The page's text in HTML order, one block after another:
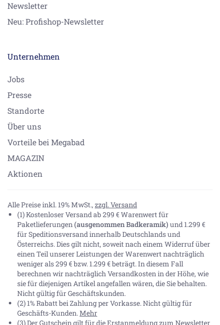
Newsletter
Neu: Profishop-Newsletter
Unternehmen
Jobs
Presse
Standorte
Über uns
Vorteile bei Megabad
MAGAZIN
Aktionen
Alle Preise inkl. 19% MwSt., zzgl. Versand
(1) Kostenloser Versand ab 299 € Warenwert für
Paketlieferungen(ausgenommen Badkeramik) und 1.299 €
für Speditionsversand innerhalb Deutschlands und
Österreichs. Dies gilt nicht, soweit nach einem Widerruf über
einen Teil unserer Leistungen der Warenwert nachträglich
weniger als 299 € bzw. 1.299 € beträgt. In diesem Fall
berechnen wir nachträglich Versandkosten in der Höhe, wie
sie für diejenigen Artikel angefallen wären, die Sie behalten.
Nicht gültig für Geschäftskunden.
(2) 1% Rabatt bei Zahlung per Vorkasse. Nicht gültig für
Geschäfts-Kunden.Mehr
(3) Der Gutschein gilt für die Erstanmeldung zum Newsletter